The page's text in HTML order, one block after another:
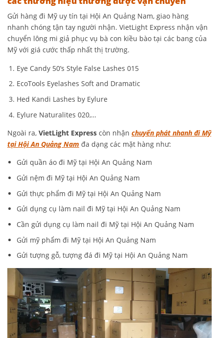
Gửi hàng đi Mỹ uy tín tại Hội An Quảng Nam, giao hàng
nhanh chóng tận tay người nhận. VietLight Express nhận vận
chuyển lông mi giả phục vụ bà con kiều bào tại các bang của
Mỹ với giá cước thấp nhất thị trường.
Eye Candy 50’s Style False Lashes 015
EcoTools Eyelashes Soft and Dramatic
Hed Kandi Lashes by Eylure
Eylure Naturalites 020,…
Ngoài ra, VietLight Express còn nhận chuyển phát nhanh đi Mỹ
tại Hội An Quảng Nam đa dạng các mặt hàng như:
Gửi quần áo đi Mỹ tại Hội An Quảng Nam
Gửi nệm đi Mỹ tại Hội An Quảng Nam
Gửi thực phẩm đi Mỹ tại Hội An Quảng Nam
Gửi dụng cụ làm nail đi Mỹ tại Hội An Quảng Nam
Cần gửi dụng cụ làm nail đi Mỹ tại Hội An Quảng Nam
Gửi mỹ phẩm đi Mỹ tại Hội An Quảng Nam
Gửi tượng gỗ, tượng đá đi Mỹ tại Hội An Quảng Nam